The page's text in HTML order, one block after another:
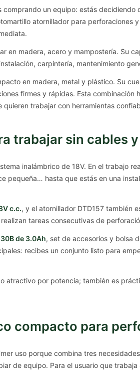
un equipo: estás
atornillador para
en madera, acero y mampostería. Su
carpintería, mantenimiento
en madera, metal y plástico. Su
firmes y rápidas. Esta
trabajar con herramientas
trabajar sin cables
inalámbrico de 18V. En el trabajo
pequeña… hasta que estás en una
c.c., y el atornillador DTD157 también
tareas consecutivas de
de 3.0Ah, set de accesorios y bolsa
recibes un conjunto listo para
atractivo por potencia; también es
compacto para
uso porque combina tres
de equipo. Para el usuario que